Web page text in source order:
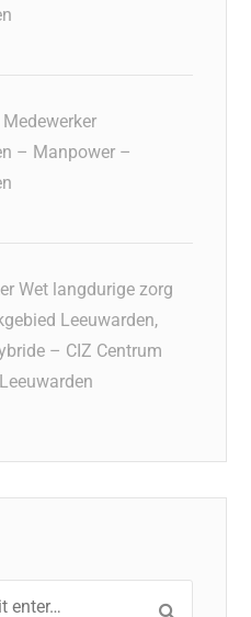
– Manpower –
Wet langdurige zorg
Leeuwarden,
– CIZ Centrum